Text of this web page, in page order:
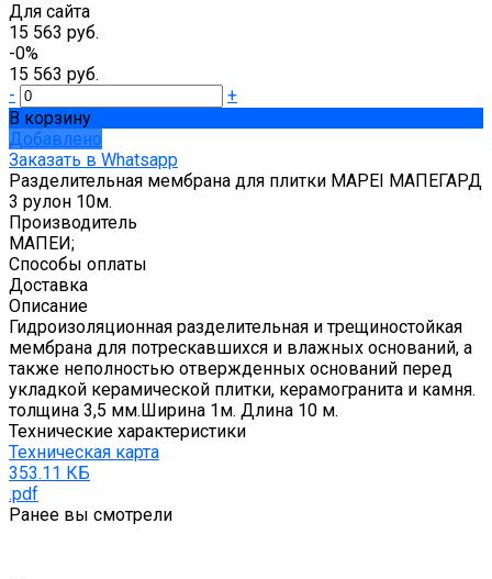
Для сайта
15 563 руб.
-0%
15 563 руб.
-
+
В корзину
Добавлено
Заказать в Whatsapp
Разделительная мембрана для плитки MAPEI МАПЕГАРД
3 рулон 10м.
Производитель
МАПЕИ;
Способы оплаты
Доставка
Описание
Гидроизоляционная разделительная и трещиностойкая
мембрана для потрескавшихся и влажных оснований, а
также неполностью отвержденных оснований перед
укладкой керамической плитки, керамогранита и камня.
толщина 3,5 мм.Ширина 1м. Длина 10 м.
Технические характеристики
Техническая карта
353.11 КБ
.pdf
Ранее вы смотрели